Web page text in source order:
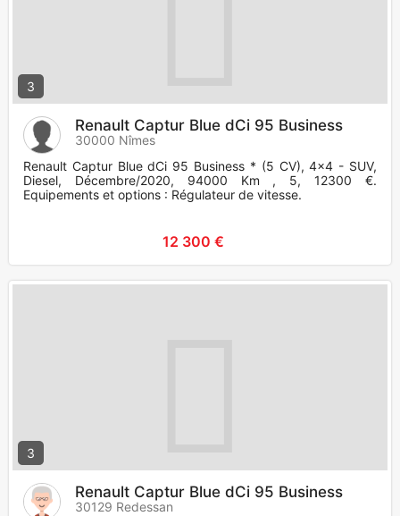
3
Renault Captur Blue dCi 95 Business
30000 Nîmes
Renault Captur Blue dCi 95 Business * (5 CV), 4x4 - SUV,
Diesel, Décembre/2020, 94000 Km , 5, 12300 €.
Equipements et options : Régulateur de vitesse.
12 300 €
3
Renault Captur Blue dCi 95 Business
30129 Redessan